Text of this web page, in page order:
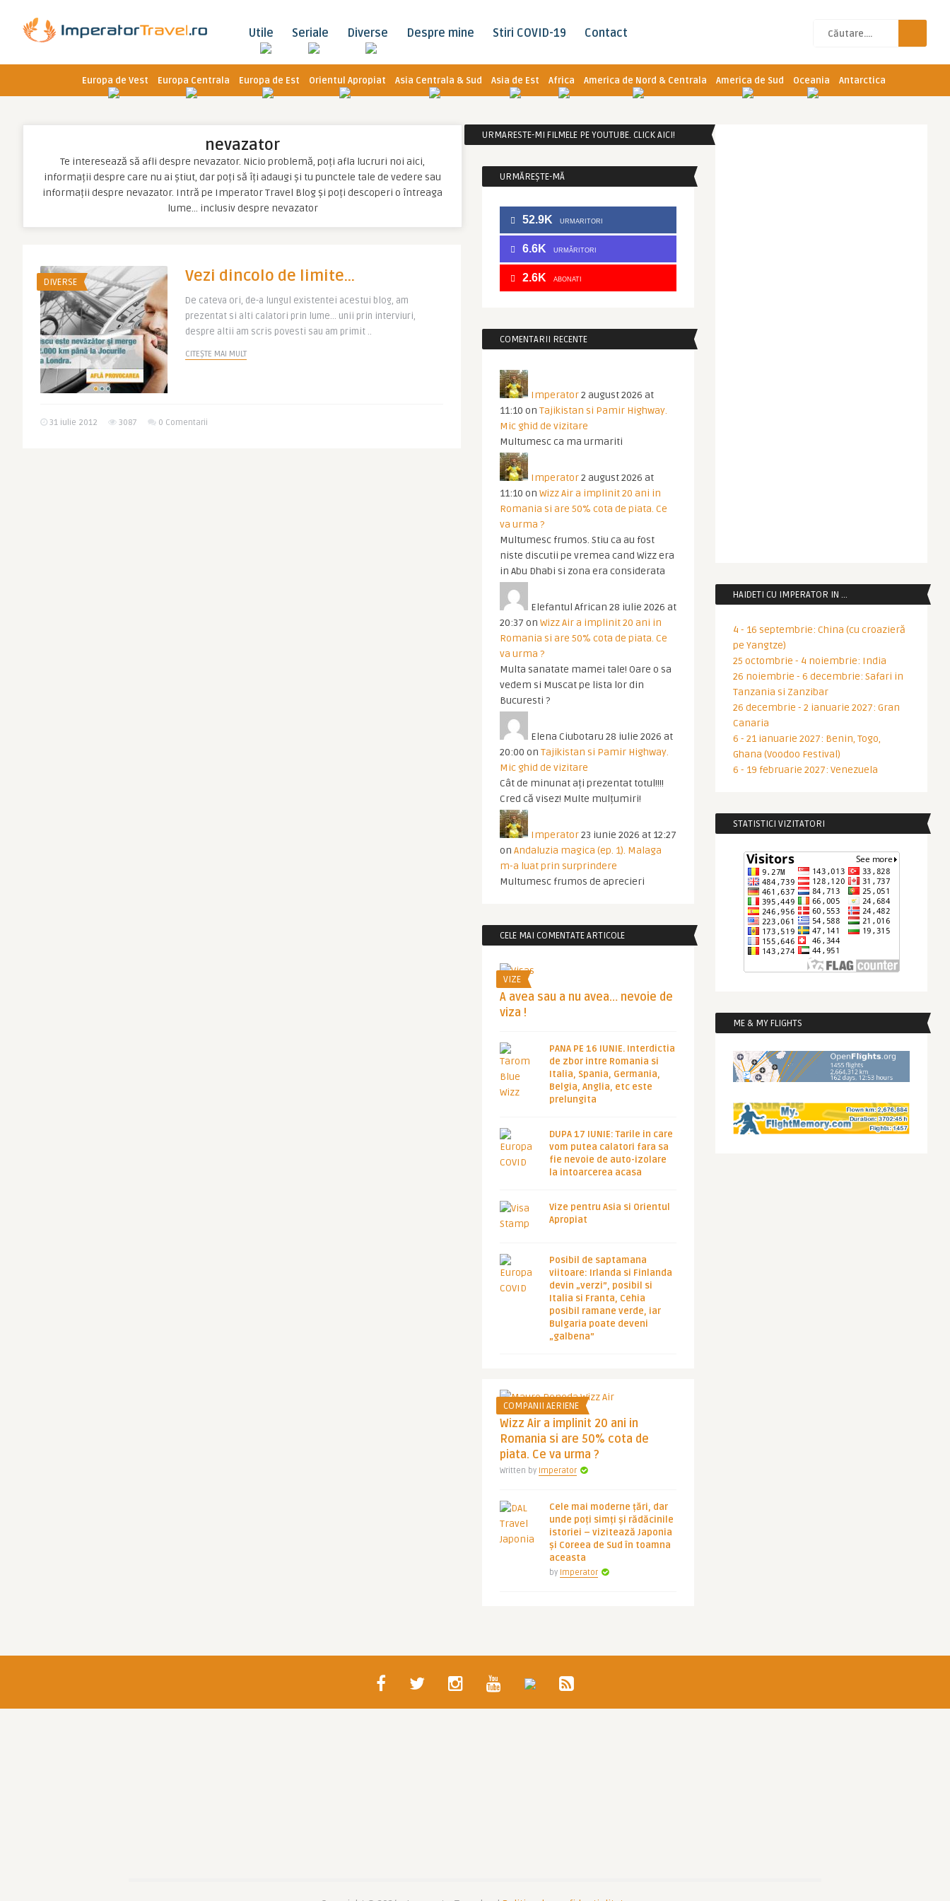
Utile Seriale Diverse Despre mine Stiri COVID-19 Contact
Europa de Vest Europa Centrala Europa de Est Orientul Apropiat Asia Centrala & Sud Asia de Est Africa America de Nord & Centrala America de Sud Oceania Antarctica
nevazator
Te interesează să afli despre nevazator. Nicio problemă, poți afla lucruri noi aici,
informații despre care nu ai știut, dar poți să îți adaugi și tu punctele tale de vedere sau
informații despre nevazator. Intră pe Imperator Travel Blog și poți descoperi o întreaga
lume… inclusiv despre nevazator
DIVERSE Vezi dincolo de limite…
De cateva ori, de-a lungul existentei acestui blog, am
prezentat si alti calatori prin lume… unii prin interviuri,
despre altii am scris povesti sau am primit ..
CITEȘTE MAI MULT
31 iulie 2012 3087 0 Comentarii
URMARESTE-MI FILMELE PE YOUTUBE. CLICK AICI!
URMĂREȘTE-MĂ
52.9K URMARITORI
6.6K URMĂRITORI
2.6K ABONATI
COMENTARII RECENTE
Imperator2 august 2026 at
11:10 on Tajikistan si Pamir Highway.
Mic ghid de vizitare
Multumesc ca ma urmariti
Imperator2 august 2026 at
11:10 on Wizz Air a implinit 20 ani in
Romania si are 50% cota de piata. Ce
va urma ?
Multumesc frumos. Stiu ca au fost
niste discutii pe vremea cand Wizz era
in Abu Dhabi si zona era considerata
Elefantul African 28 iulie 2026 at
20:37 on Wizz Air a implinit 20 ani in
Romania si are 50% cota de piata. Ce
va urma ?
Multa sanatate mamei tale! Oare o sa
vedem si Muscat pe lista lor din
Bucuresti ?
Elena Ciubotaru 28 iulie 2026 at
20:00 on Tajikistan si Pamir Highway.
Mic ghid de vizitare
Cât de minunat ați prezentat totul!!!!
Cred că visez! Multe mulțumiri!
Imperator23 iunie 2026 at 12:27
on Andaluzia magica (ep. 1). Malaga
m-a luat prin surprindere
Multumesc frumos de aprecieri
CELE MAI COMENTATE ARTICOLE
VIZE
A avea sau a nu avea… nevoie de
viza !
PANA PE 16 IUNIE. Interdictia
de zbor intre Romania si
Italia, Spania, Germania,
Belgia, Anglia, etc este
prelungita
DUPA 17 IUNIE: Tarile in care
vom putea calatori fara sa
fie nevoie de auto-izolare
la intoarcerea acasa
Vize pentru Asia si Orientul
Apropiat
Posibil de saptamana
viitoare: Irlanda si Finlanda
devin „verzi”, posibil si
Italia si Franta, Cehia
posibil ramane verde, iar
Bulgaria poate deveni
„galbena”
COMPANII AERIENE
Wizz Air a implinit 20 ani in
Romania si are 50% cota de
piata. Ce va urma ?
Written by Imperator
Cele mai moderne țări, dar
unde poți simți și rădăcinile
istoriei – vizitează Japonia
și Coreea de Sud în toamna
aceasta
by Imperator
HAIDETI CU IMPERATOR IN …
4 - 16 septembrie: China (cu croazieră
pe Yangtze)
25 octombrie - 4 noiembrie: India
26 noiembrie - 6 decembrie: Safari in
Tanzania si Zanzibar
26 decembrie - 2 ianuarie 2027: Gran
Canaria
6 - 21 ianuarie 2027: Benin, Togo,
Ghana (Voodoo Festival)
6 - 19 februarie 2027: Venezuela
STATISTICI VIZITATORI
ME & MY FLIGHTS